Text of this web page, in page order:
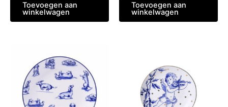
Toevoegen aan
winkelwagen
Toevoegen aan
winkelwagen